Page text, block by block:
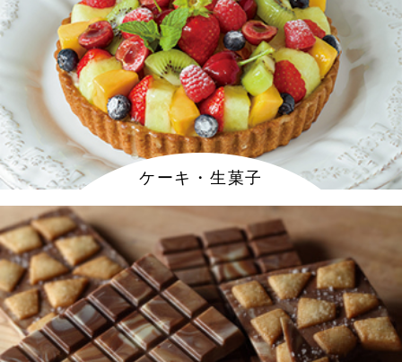
ケーキ・生菓子